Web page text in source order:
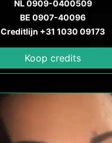
NL 0909-0400509
BE 0907-40096
Creditlijn +31 1030 09173
Koop credits